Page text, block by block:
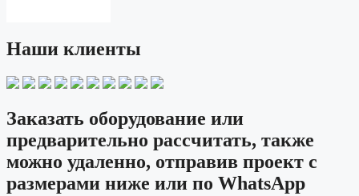
Наши клиенты
Заказать оборудование или
предварительно рассчитать, также
можно удаленно, отправив проект с
размерами ниже или по WhatsApp